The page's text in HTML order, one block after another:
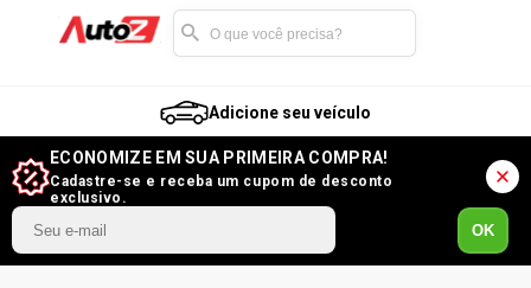
Adicione seu veículo
ECONOMIZE EM SUA PRIMEIRA COMPRA!
Cadastre-se e receba um cupom de desconto
exclusivo.
OK